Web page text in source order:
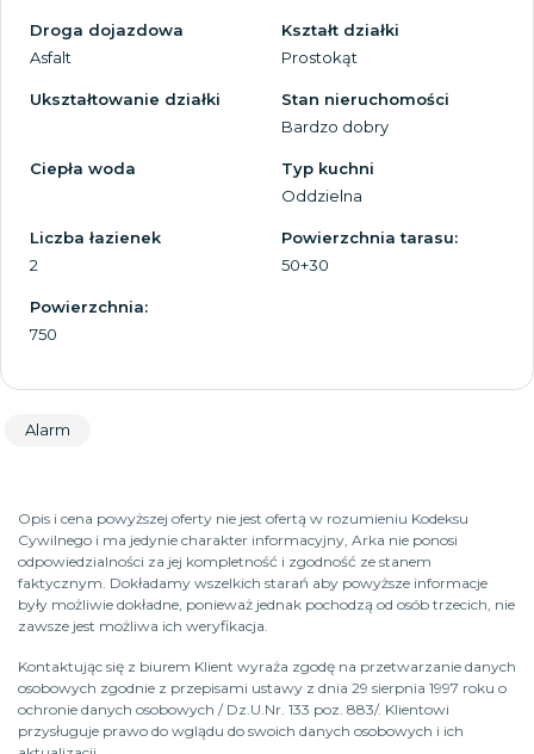
Droga dojazdowa
Asfalt
Kształt działki
Prostokąt
Ukształtowanie działki
Stan nieruchomości
Bardzo dobry
Ciepła woda
Typ kuchni
Oddzielna
Liczba łazienek
2
Powierzchnia tarasu:
50+30
Powierzchnia:
750
Alarm
Opis i cena powyższej oferty nie jest ofertą w rozumieniu Kodeksu
Cywilnego i ma jedynie charakter informacyjny, Arka nie ponosi
odpowiedzialności za jej kompletność i zgodność ze stanem
faktycznym. Dokładamy wszelkich starań aby powyższe informacje
były możliwie dokładne, ponieważ jednak pochodzą od osób trzecich, nie
zawsze jest możliwa ich weryfikacja.
Kontaktując się z biurem Klient wyraża zgodę na przetwarzanie danych
osobowych zgodnie z przepisami ustawy z dnia 29 sierpnia 1997 roku o
ochronie danych osobowych / Dz.U.Nr. 133 poz. 883/. Klientowi
przysługuje prawo do wglądu do swoich danych osobowych i ich